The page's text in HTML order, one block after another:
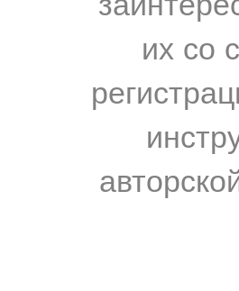
их со